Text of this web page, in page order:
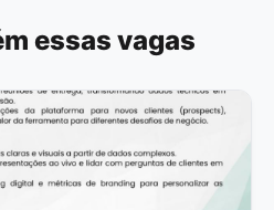
essas vagas